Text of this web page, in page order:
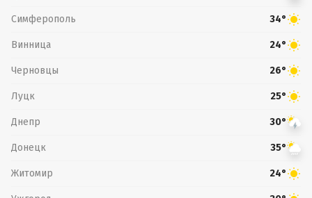
Симферополь 34°
Винница 24°
Черновцы 26°
Луцк 25°
Днепр 30°
Донецк 35°
Житомир 24°